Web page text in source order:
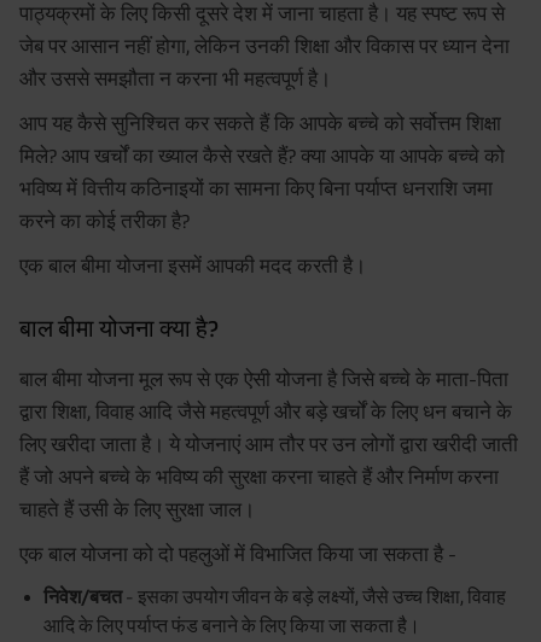
पाठ्यक्रमों के लिए किसी दूसरे देश में जाना चाहता है। यह स्पष्ट रूप से
जेब पर आसान नहीं होगा, लेकिन उनकी शिक्षा और विकास पर ध्यान देना
और उससे समझौता न करना भी महत्वपूर्ण है।
आप यह कैसे सुनिश्चित कर सकते हैं कि आपके बच्चे को सर्वोत्तम शिक्षा
मिले? आप खर्चों का ख्याल कैसे रखते हैं? क्या आपके या आपके बच्चे को
भविष्य में वित्तीय कठिनाइयों का सामना किए बिना पर्याप्त धनराशि जमा
करने का कोई तरीका है?
एक बाल बीमा योजना इसमें आपकी मदद करती है।
बाल बीमा योजना क्या है?
बाल बीमा योजना मूल रूप से एक ऐसी योजना है जिसे बच्चे के माता-पिता
द्वारा शिक्षा, विवाह आदि जैसे महत्वपूर्ण और बड़े खर्चों के लिए धन बचाने के
लिए खरीदा जाता है। ये योजनाएं आम तौर पर उन लोगों द्वारा खरीदी जाती
हैं जो अपने बच्चे के भविष्य की सुरक्षा करना चाहते हैं और निर्माण करना
चाहते हैं उसी के लिए सुरक्षा जाल।
एक बाल योजना को दो पहलुओं में विभाजित किया जा सकता है -
निवेश/बचत- इसका उपयोग जीवन के बड़े लक्ष्यों, जैसे उच्च शिक्षा, विवाह
आदि के लिए पर्याप्त फंड बनाने के लिए किया जा सकता है।